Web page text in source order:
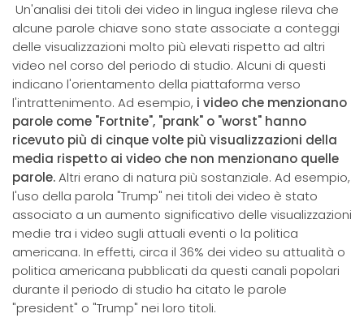
Un'analisi dei titoli dei video in lingua inglese rileva che
alcune parole chiave sono state associate a conteggi
delle visualizzazioni molto più elevati rispetto ad altri
video nel corso del periodo di studio. Alcuni di questi
indicano l'orientamento della piattaforma verso
l'intrattenimento. Ad esempio, i video che menzionano
parole come "Fortnite", "prank" o "worst" hanno
ricevuto più di cinque volte più visualizzazioni della
media rispetto ai video che non menzionano quelle
parole.Altri erano di natura più sostanziale. Ad esempio,
l'uso della parola "Trump" nei titoli dei video è stato
associato a un aumento significativo delle visualizzazioni
medie tra i video sugli attuali eventi o la politica
americana. In effetti, circa il 36% dei video su attualità o
politica americana pubblicati da questi canali popolari
durante il periodo di studio ha citato le parole
"president" o "Trump" nei loro titoli.